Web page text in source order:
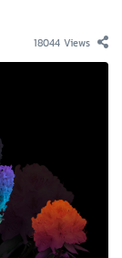
18044 Views